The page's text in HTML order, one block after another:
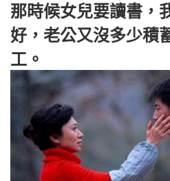
那時候女兒要讀書，
好，老公又沒多少積
工。